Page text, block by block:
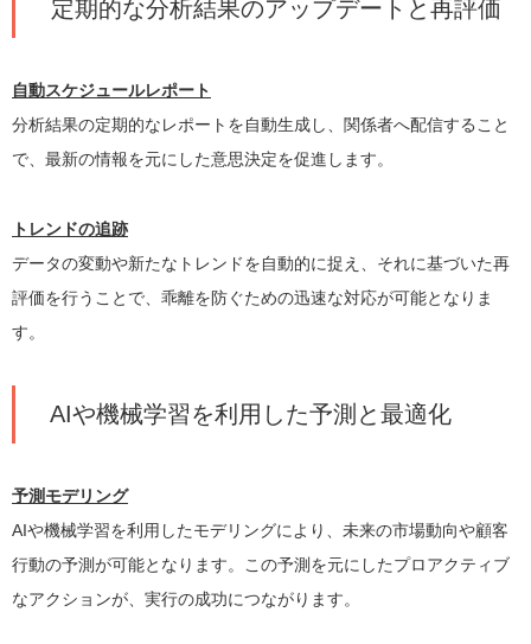
定期的な分析結果のアップデートと再評価
自動スケジュールレポート
分析結果の定期的なレポートを自動生成し、関係者へ配信すること
で、最新の情報を元にした意思決定を促進します。
トレンドの追跡
データの変動や新たなトレンドを自動的に捉え、それに基づいた再
評価を行うことで、乖離を防ぐための迅速な対応が可能となりま
す。
AIや機械学習を利用した予測と最適化
予測モデリング
AIや機械学習を利用したモデリングにより、未来の市場動向や顧客
行動の予測が可能となります。この予測を元にしたプロアクティブ
なアクションが、実行の成功につながります。